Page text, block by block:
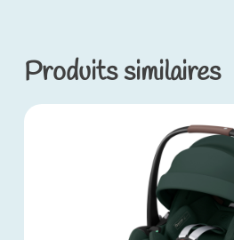
Produits similaires